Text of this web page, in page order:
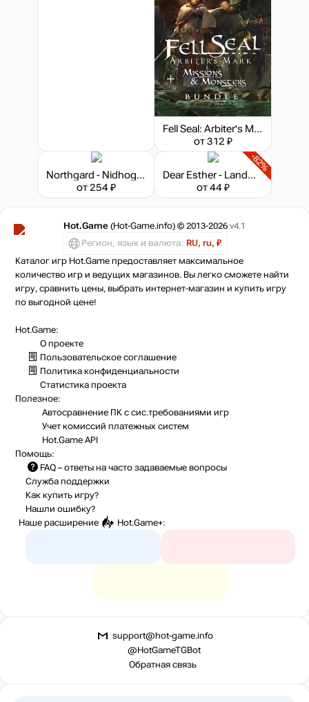
Fell Seal: Arbiter's Mark + Missions and Monsters Bundle
от 312 ₽
Northgard - Nidhogg, Clan of the Dragon
от 254 ₽
-82%
Dear Esther - Landmark Edition
от 44 ₽
Hot.Game (Hot-Game.info) © 2013-2026 v4.1
Регион, язык и валюта: RU, ru, ₽
Каталог игр Hot.Game предоставляет максимальное
количество игр и ведущих магазинов. Вы легко сможете найти
игру, сравнить цены, выбрать интернет-магазин и купить игру
по выгодной цене!
Hot.Game:
О проекте
Пользовательское соглашение
Политика конфиденциальности
Статистика проекта
Полезное:
Автосравнение ПК с сис.требованиями игр
Учет комиссий платежных систем
Hot.Game API
Помощь:
FAQ – ответы на часто задаваемые вопросы
Служба поддержки
Как купить игру?
Нашли ошибку?
Наше расширение
Hot.Game+:
support@hot-game.info
@HotGameTGBot
Обратная связь